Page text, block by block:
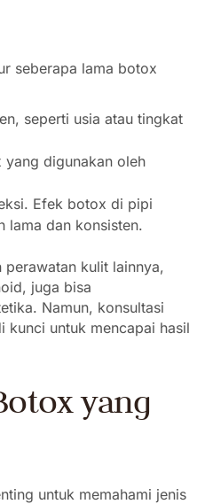
seberapa lama botox
seperti usia atau tingkat
digunakan oleh
Efek botox di pipi
lama dan konsisten.
kulit lainnya,
juga bisa
Namun, konsultasi
kunci untuk mencapai hasil
yang
untuk memahami jenis